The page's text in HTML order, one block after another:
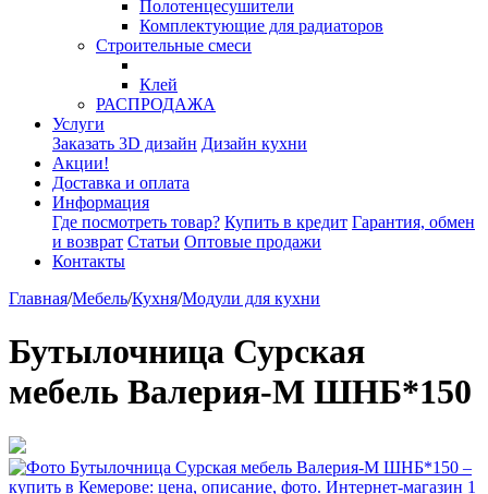
Полотенцесушители
Комплектующие для радиаторов
Строительные смеси
Клей
РАСПРОДАЖА
Услуги
Заказать 3D дизайн Дизайн кухни
Акции!
Доставка и оплата
Информация
Где посмотреть товар? Купить в кредит Гарантия, обмен
и возврат Статьи Оптовые продажи
Контакты
Главная/Мебель/Кухня/Модули для кухни
Бутылочница Сурская
мебель Валерия-М ШНБ*150